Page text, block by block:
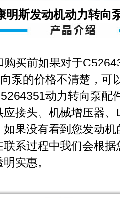
明斯发动机动力转向
买前如果对于
泵的价格不清楚，可
动力转向泵配
接头、机械增压器
果没有看到您发动
联系过程中我们会根
实惠。